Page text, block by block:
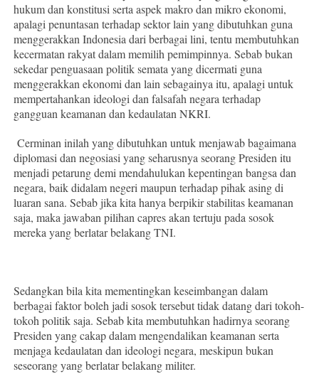
hukum dan konstitusi serta aspek makro dan mikro ekonomi,
apalagi penuntasan terhadap sektor lain yang dibutuhkan guna
menggerakkan Indonesia dari berbagai lini, tentu membutuhkan
kecermatan rakyat dalam memilih pemimpinnya. Sebab bukan
sekedar penguasaan politik semata yang dicermati guna
menggerakkan ekonomi dan lain sebagainya itu, apalagi untuk
mempertahankan ideologi dan falsafah negara terhadap
gangguan keamanan dan kedaulatan NKRI.
Cerminan inilah yang dibutuhkan untuk menjawab bagaimana
diplomasi dan negosiasi yang seharusnya seorang Presiden itu
menjadi petarung demi mendahulukan kepentingan bangsa dan
negara, baik didalam negeri maupun terhadap pihak asing di
luaran sana. Sebab jika kita hanya berpikir stabilitas keamanan
saja, maka jawaban pilihan capres akan tertuju pada sosok
mereka yang berlatar belakang TNI.
Sedangkan bila kita mementingkan keseimbangan dalam
berbagai faktor boleh jadi sosok tersebut tidak datang dari tokoh-
tokoh politik saja. Sebab kita membutuhkan hadirnya seorang
Presiden yang cakap dalam mengendalikan keamanan serta
menjaga kedaulatan dan ideologi negara, meskipun bukan
seseorang yang berlatar belakang militer.